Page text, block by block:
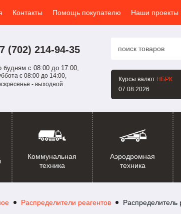
Контакты Помощь покупателю Наши проекты
(702) 214-94-35
будням с 08:00 до 17:00,
с 08:00 до 14:00,
- выходной
Курсы валют НБРК
07.08.2026
Коммунальная
техника
Аэродромная
техника
Распределители реагентов Распределитель